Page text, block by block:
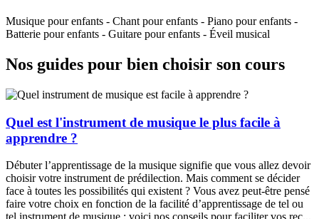
Musique pour enfants - Chant pour enfants - Piano pour enfants -
Batterie pour enfants - Guitare pour enfants - Éveil musical
Nos guides pour bien choisir son cours
Quel est l'instrument de musique le plus facile à
apprendre ?
Débuter l’apprentissage de la musique signifie que vous allez devoir
choisir votre instrument de prédilection. Mais comment se décider
face à toutes les possibilités qui existent ? Vous avez peut-être pensé
faire votre choix en fonction de la facilité d’apprentissage de tel ou